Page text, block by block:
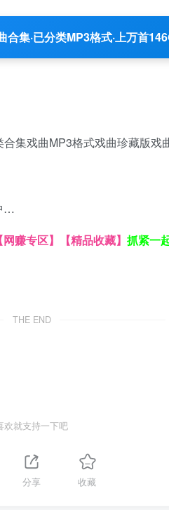
集·已分类MP3格式·上万首
合集戏曲MP3格式戏曲珍藏版戏
…
【网赚专区】 【精品收藏】 抓紧一
THE END
欢就支持一下吧
分享 收藏